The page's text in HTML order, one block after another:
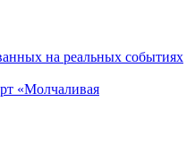
на реальных событиях
«Молчаливая